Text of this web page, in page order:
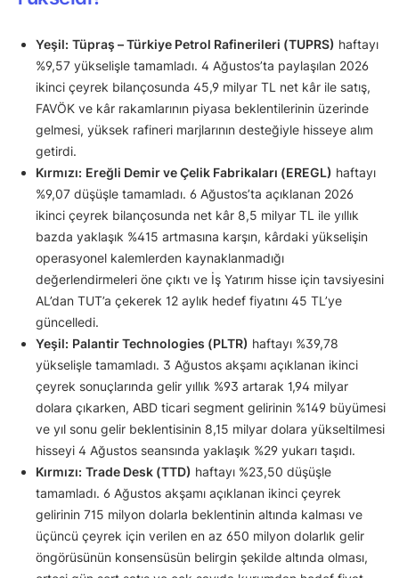
Yeşil: Tüpraş – Türkiye Petrol Rafinerileri (TUPRS) haftayı
%9,57 yükselişle tamamladı. 4 Ağustos’ta paylaşılan 2026
ikinci çeyrek bilançosunda 45,9 milyar TL net kâr ile satış,
FAVÖK ve kâr rakamlarının piyasa beklentilerinin üzerinde
gelmesi, yüksek rafineri marjlarının desteğiyle hisseye alım
getirdi.
Kırmızı: Ereğli Demir ve Çelik Fabrikaları (EREGL) haftayı
%9,07 düşüşle tamamladı. 6 Ağustos’ta açıklanan 2026
ikinci çeyrek bilançosunda net kâr 8,5 milyar TL ile yıllık
bazda yaklaşık %415 artmasına karşın, kârdaki yükselişin
operasyonel kalemlerden kaynaklanmadığı
değerlendirmeleri öne çıktı ve İş Yatırım hisse için tavsiyesini
AL’dan TUT’a çekerek 12 aylık hedef fiyatını 45 TL’ye
güncelledi.
Yeşil: Palantir Technologies (PLTR) haftayı %39,78
yükselişle tamamladı. 3 Ağustos akşamı açıklanan ikinci
çeyrek sonuçlarında gelir yıllık %93 artarak 1,94 milyar
dolara çıkarken, ABD ticari segment gelirinin %149 büyümesi
ve yıl sonu gelir beklentisinin 8,15 milyar dolara yükseltilmesi
hisseyi 4 Ağustos seansında yaklaşık %29 yukarı taşıdı.
Kırmızı: Trade Desk (TTD) haftayı %23,50 düşüşle
tamamladı. 6 Ağustos akşamı açıklanan ikinci çeyrek
gelirinin 715 milyon dolarla beklentinin altında kalması ve
üçüncü çeyrek için verilen en az 650 milyon dolarlık gelir
öngörüsünün konsensüsün belirgin şekilde altında olması,